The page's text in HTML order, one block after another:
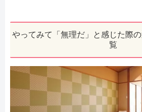
やってみて「無理だ」と感じた際
覧